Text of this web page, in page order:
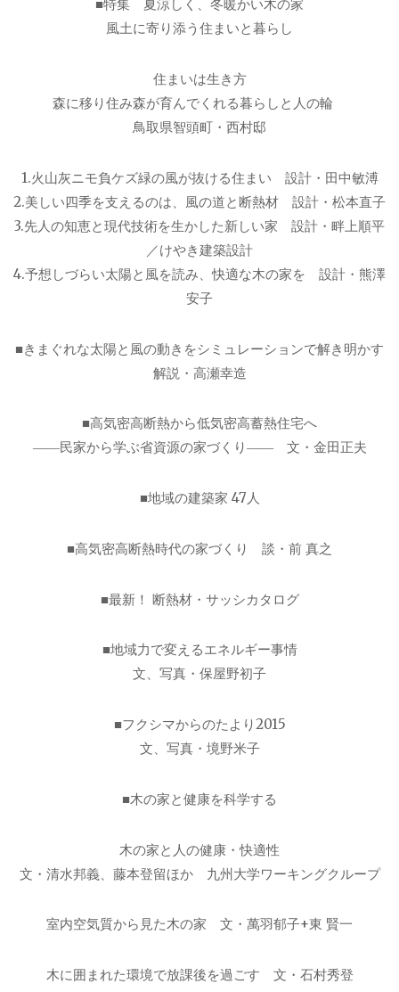
■特集 夏涼しく、冬暖かい木の家
風土に寄り添う住まいと暮らし
住まいは生き方
森に移り住み森が育んでくれる暮らしと人の輪
鳥取県智頭町・西村邸
1.火山灰ニモ負ケズ緑の風が抜ける住まい 設計・田中敏溥
2.美しい四季を支えるのは、風の道と断熱材 設計・松本直子
3.先人の知恵と現代技術を生かした新しい家 設計・畔上順平
／けやき建築設計
4.予想しづらい太陽と風を読み、快適な木の家を 設計・熊澤
安子
■きまぐれな太陽と風の動きをシミュレーションで解き明かす
解説・高瀬幸造
■高気密高断熱から低気密高蓄熱住宅へ
――民家から学ぶ省資源の家づくり―― 文・金田正夫
■地域の建築家 47人
■高気密高断熱時代の家づくり 談・前 真之
■最新！ 断熱材・サッシカタログ
■地域力で変えるエネルギー事情
文、写真・保屋野初子
■フクシマからのたより2015
文、写真・境野米子
■木の家と健康を科学する
木の家と人の健康・快適性
文・清水邦義、藤本登留ほか 九州大学ワーキングクループ
室内空気質から見た木の家 文・萬羽郁子+東 賢一
木に囲まれた環境で放課後を過ごす 文・石村秀登